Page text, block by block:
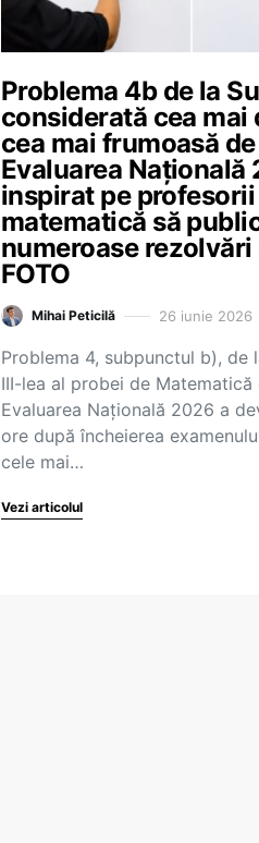
Problema 4b de la
considerată cea mai
cea mai frumoasă
Evaluarea Națională
inspirat pe profesorii
matematică să
numeroase
FOTO
Mihai Peticilă 26 iunie 2026
Problema 4, subpunctul b), de
III-lea al probei de Matematică
Evaluarea Națională 2026 a
ore după încheierea
cele mai…
Vezi articolul